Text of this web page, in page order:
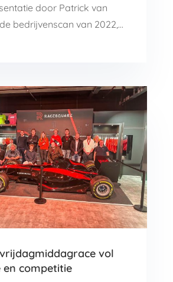
door Patrick van
bedrijvenscan van 2022,...
vol
competitie